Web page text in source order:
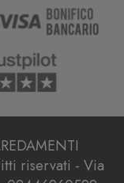
riservati - Via